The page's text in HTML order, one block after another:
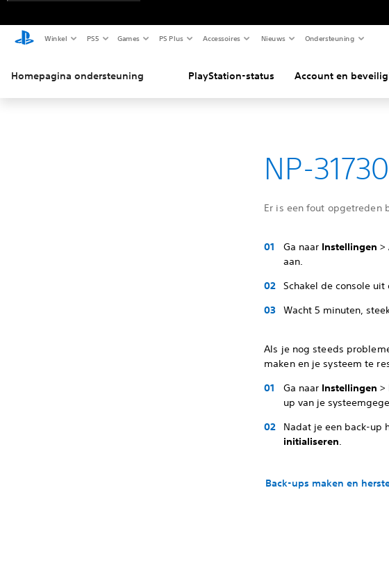
Winkel PS5 Games PS Plus Accessoires Nieuws Ondersteuning
Homepagina ondersteuning PlayStation-status Account en
NP-
Er is een fout opgetreden
Ga naar Instellingen >
aan.
Schakel de console
Wacht 5 minuten,
Als je nog steeds
maken en je systeem te
Ga naar Instellingen >
up van je
Nadat je een back-up
initialiseren.
Back-ups maken en